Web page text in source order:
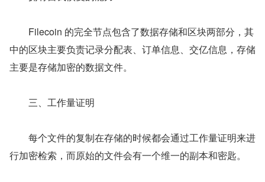
Filecoin 的完全节点包含了数据存储和区块两部分，其
中的区块主要负责记录分配表、订单信息、交亿信息，存储
主要是存储加密的数据文件。
三、工作量证明
每个文件的复制在存储的时候都会通过工作量证明来进
行加密检索，而原始的文件会有一个维一的副本和密匙。